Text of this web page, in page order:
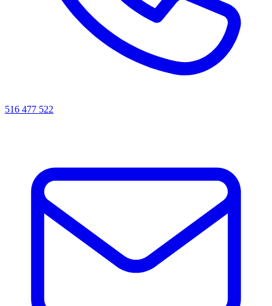
516 477 522